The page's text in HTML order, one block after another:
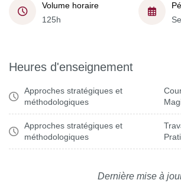
Volume horaire
125h
Heures d'enseignement
Approches stratégiques et
méthodologiques
Approches stratégiques et
méthodologiques
Dernière mise à